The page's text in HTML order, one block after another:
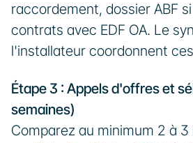
raccordement, dossier ABF
contrats avec EDF OA. Le
l'installateur coordonnent
Étape 3 : Appels d'offres et
semaines)
Comparez au minimum 2 à